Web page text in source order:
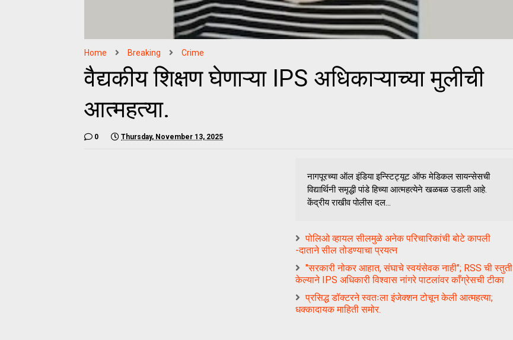
Home Breaking Crime
वैद्यकीय शिक्षण घेणाऱ्या IPS अधिकाऱ्याच्या मुलीची
आत्महत्या.
0 Thursday, November 13, 2025
नागपूरच्या ऑल इंडिया इन्स्टिट्यूट ऑफ मेडिकल सायन्सेसची
विद्यार्थिनी समृद्धी पांडे हिच्या आत्महत्येने खळबळ उडाली आहे.
केंद्रीय राखीव पोलीस दल...
पोलिओ व्हायल सीलमुळे अनेक परिचारिकांची बोटे कापली
-दाताने सील तोडण्याचा प्रयत्न
"सरकारी नोकर आहात, संघाचे स्वयंसेवक नाही"; RSS ची स्तुती
केल्याने IPS अधिकारी विश्वास नांगरे पाटलांवर काँग्रेसची टीका
प्रसिद्ध डॉक्टरने स्वतःला इंजेक्शन टोचून केली आत्महत्या;
धक्कादायक माहिती समोर.